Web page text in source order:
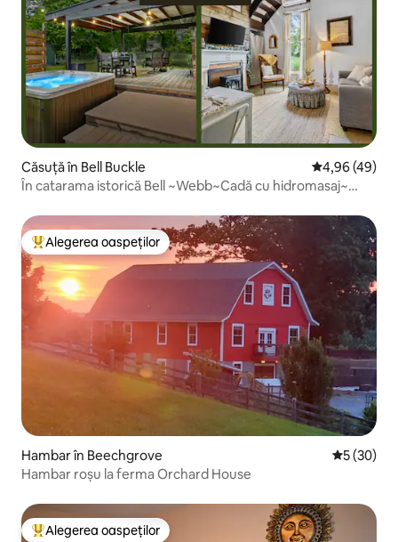
Căsuță în Bell Buckle Scor mediu
4,96 (49)
În catarama istorică Bell ~Webb~Cadă cu hidromasaj~
Locuință din topul categoriei Alegerea oaspeților
Alegerea oaspeților
Hambar în Beechgrove Scor
5 (30)
Hambar roșu la ferma Orchard House
Locuință din topul categoriei Alegerea oaspeților
Alegerea oaspeților